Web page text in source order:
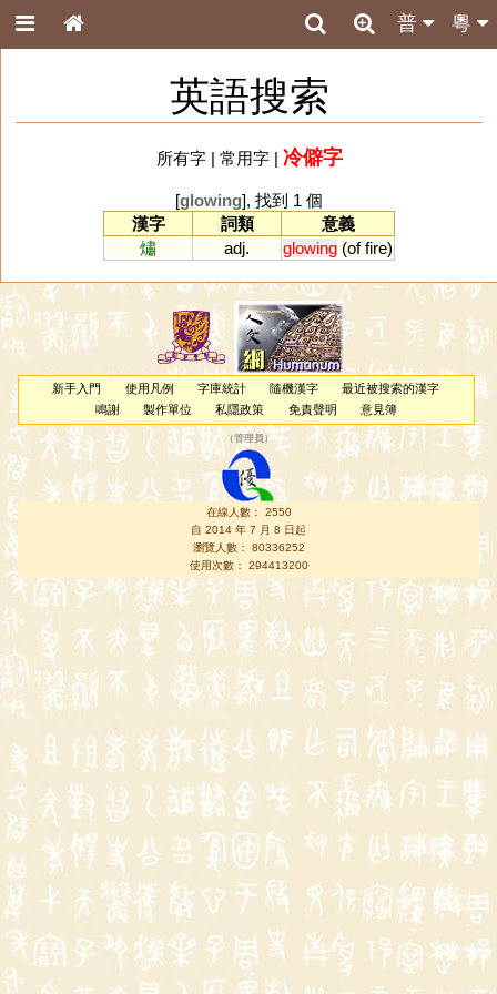
粵
普
英語搜索
所有字| 常用字| 冷僻字
[glowing], 找到 1 個
漢字
詞類
意義
熽
adj. glowing (of fire)
新手入門 使用凡例 字庫統計 隨機漢字
最近被搜索的漢字
鳴謝
製作單位 私隱政策 免責聲明 意見簿
（管理員 ）
在線人數： 2550
自 2014 年 7 月 8 日起
瀏覽人數： 80336252
使用次數： 294413200